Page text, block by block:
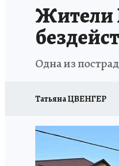
Жители
Одна из
Татьяна ЦВЕНГЕР